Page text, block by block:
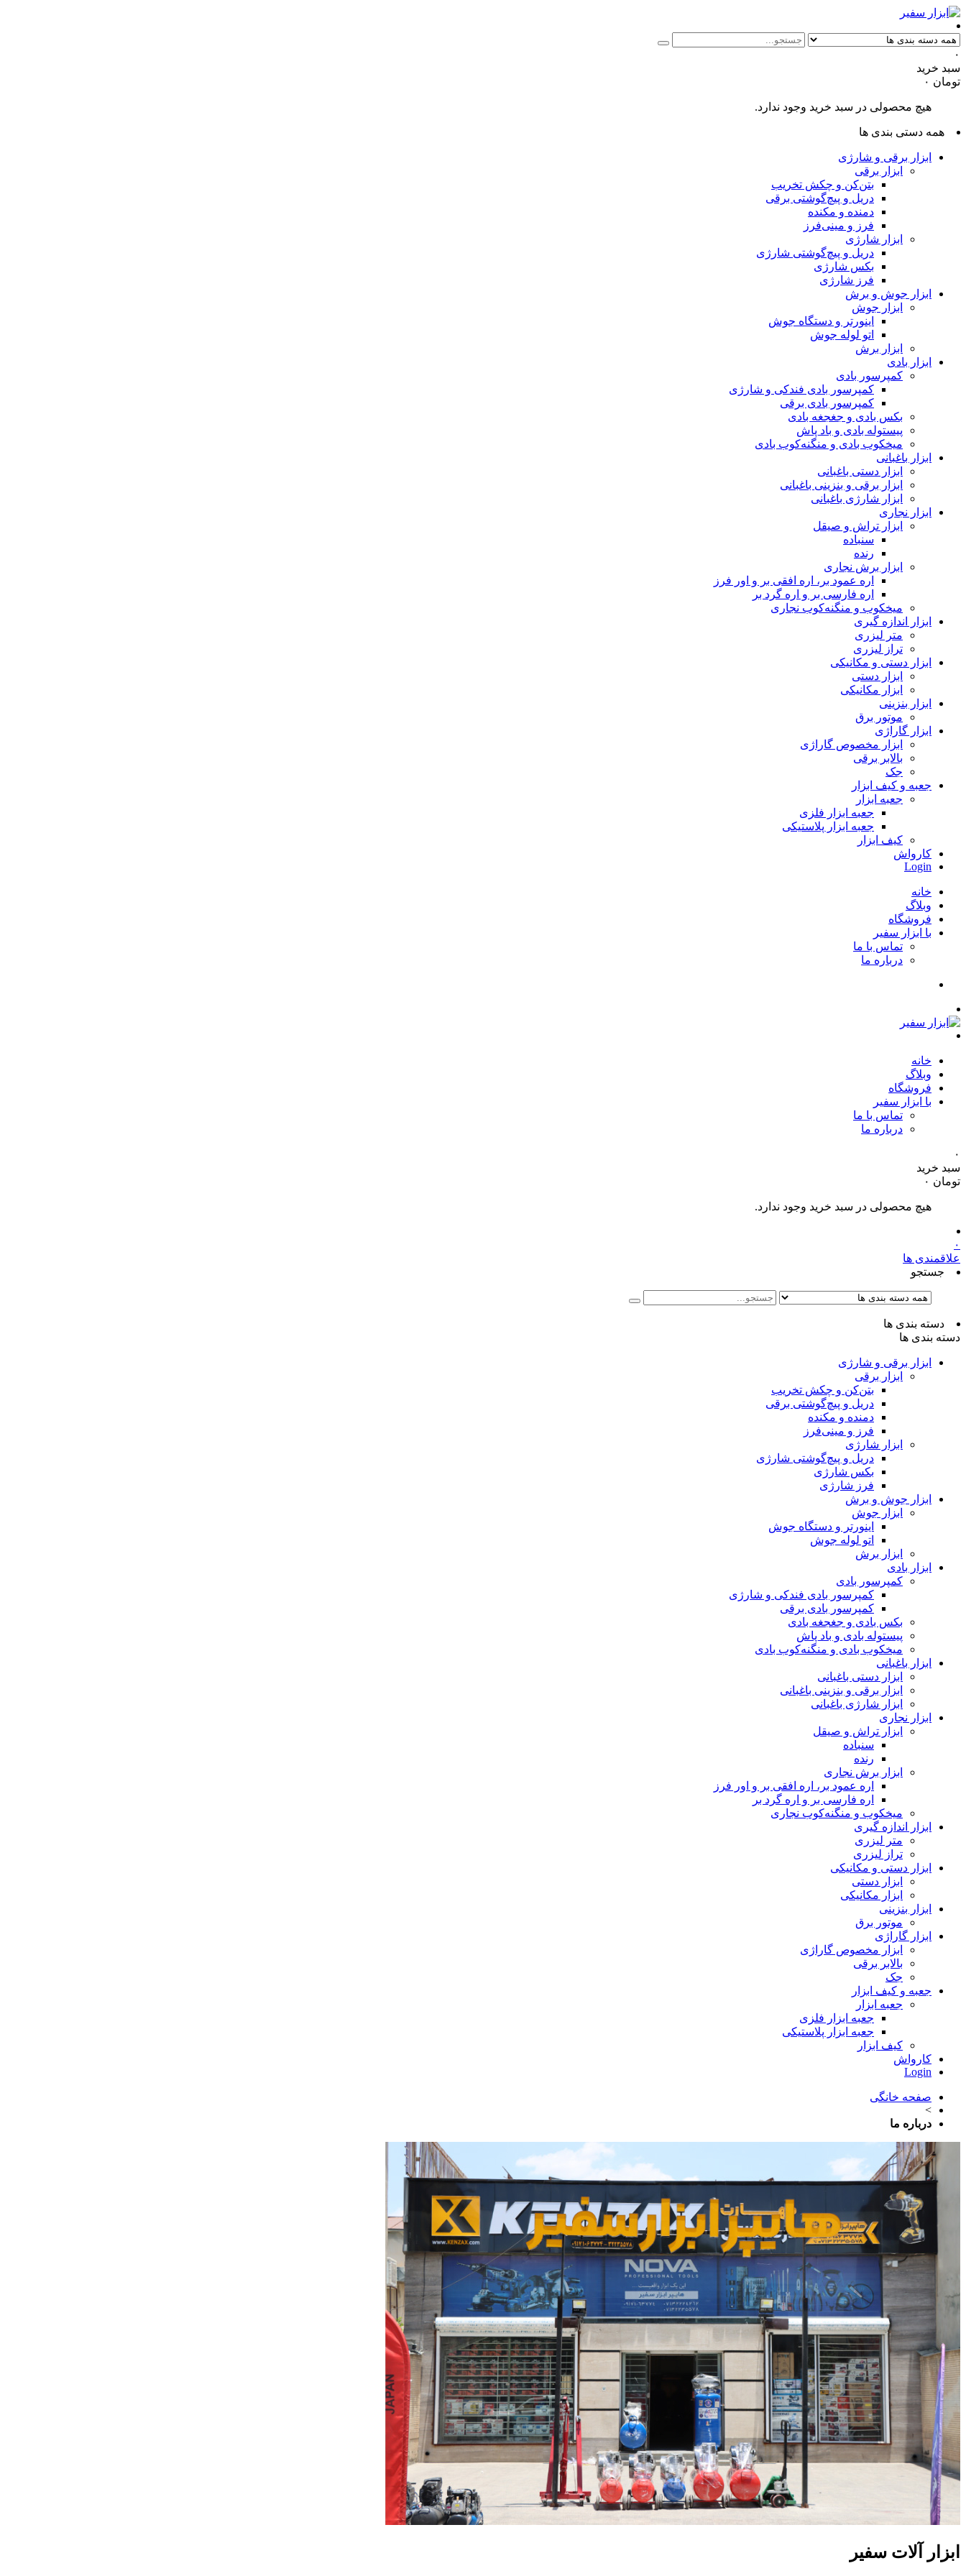
۰
سبد خرید
تومان
هیچ محصولی در سبد خرید وجود ندارد.
همه دستی بندی ها
ابزار برقی و شارژی
ابزار برقی
بتن‌کن و چکش تخریب
دریل و پیچ‌گوشتی برقی
دمنده و مکنده
فرز و مینی‌فرز
ابزار شارژی
دریل و پیچ‌گوشتی شارژی
بکس شارژی
فرز شارژی
ابزار جوش و برش
ابزار جوش
اینورتر و دستگاه جوش
اتو لوله جوش
ابزار برش
ابزار بادی
کمپرسور بادی
کمپرسور بادی فندکی و شارژی
کمپرسور بادی برقی
بکس بادی و جغجغه بادی
پیستوله بادی و باد پاش
میخکوب بادی و منگنه‌کوب بادی
ابزار باغبانی
ابزار دستی باغبانی
ابزار برقی و بنزینی باغبانی
ابزار شارژی باغبانی
ابزار نجاری
ابزار تراش و صیقل
سنباده
رنده
ابزار برش نجاری
اره عمود بر، اره افقی بر و اور فرز
اره فارسی بر و اره گرد بر
میخکوب و منگنه‌کوب نجاری
ابزار اندازه گیری
متر لیزری
تراز لیزری
ابزار دستی و مکانیکی
ابزار دستی
ابزار مکانیکی
ابزار بنزینی
موتور برق
ابزار گاراژی
ابزار مخصوص گاراژی
بالابر برقی
جک
جعبه و کیف ابزار
جعبه ابزار
جعبه ابزار فلزی
جعبه ابزار پلاستیکی
کیف ابزار
کارواش
Login
خانه
وبلاگ
فروشگاه
با ابزار سفیر
تماس با ما
درباره ما
خانه
وبلاگ
فروشگاه
با ابزار سفیر
تماس با ما
درباره ما
۰
سبد خرید
تومان
هیچ محصولی در سبد خرید وجود ندارد.
۰
علاقمندی ها
جستجو
دسته بندی ها
دسته بندی ها
ابزار برقی و شارژی
ابزار برقی
بتن‌کن و چکش تخریب
دریل و پیچ‌گوشتی برقی
دمنده و مکنده
فرز و مینی‌فرز
ابزار شارژی
دریل و پیچ‌گوشتی شارژی
بکس شارژی
فرز شارژی
ابزار جوش و برش
ابزار جوش
اینورتر و دستگاه جوش
اتو لوله جوش
ابزار برش
ابزار بادی
کمپرسور بادی
کمپرسور بادی فندکی و شارژی
کمپرسور بادی برقی
بکس بادی و جغجغه بادی
پیستوله بادی و باد پاش
میخکوب بادی و منگنه‌کوب بادی
ابزار باغبانی
ابزار دستی باغبانی
ابزار برقی و بنزینی باغبانی
ابزار شارژی باغبانی
ابزار نجاری
ابزار تراش و صیقل
سنباده
رنده
ابزار برش نجاری
اره عمود بر، اره افقی بر و اور فرز
اره فارسی بر و اره گرد بر
میخکوب و منگنه‌کوب نجاری
ابزار اندازه گیری
متر لیزری
تراز لیزری
ابزار دستی و مکانیکی
ابزار دستی
ابزار مکانیکی
ابزار بنزینی
موتور برق
ابزار گاراژی
ابزار مخصوص گاراژی
بالابر برقی
جک
جعبه و کیف ابزار
جعبه ابزار
جعبه ابزار فلزی
جعبه ابزار پلاستیکی
کیف ابزار
کارواش
Login
صفحه خانگی
>
درباره ما
ابزار آلات سفیر